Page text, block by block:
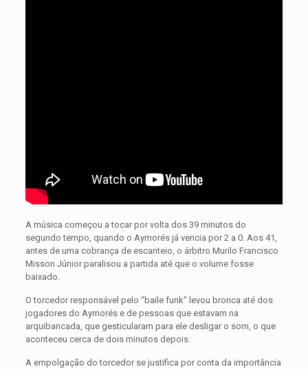
A música começou a tocar por volta dos 39 minutos do
segundo tempo, quando o Aymorés já vencia por 2 a 0. Aos 41,
antes de uma cobrança de escanteio, o árbitro Murilo Francisco
Misson Júnior paralisou a partida até que o volume fosse
baixado.
O torcedor responsável pelo “baile funk” levou bronca até dos
jogadores do Aymorés e de pessoas que estavam na
arquibancada, que gesticularam para ele desligar o som, o que
aconteceu cerca de dois minutos depois.
A empolgação do torcedor se justifica por conta da importância